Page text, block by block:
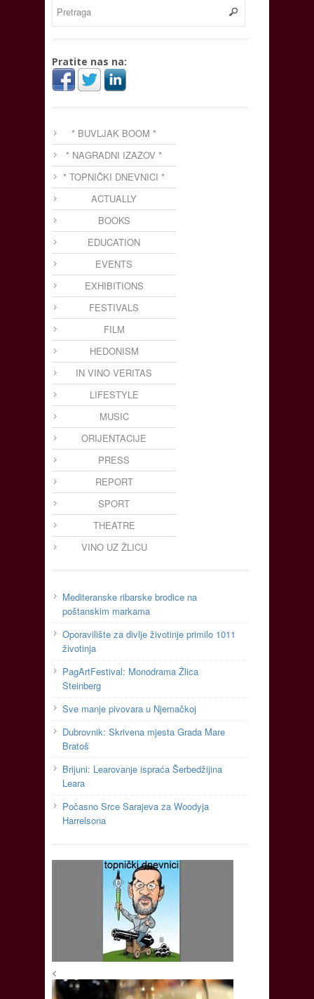
Pratite nas na:
* BUVLJAK BOOM *
* NAGRADNI IZAZOV *
* TOPNIČKI DNEVNICI *
ACTUALLY
BOOKS
EDUCATION
EVENTS
EXHIBITIONS
FESTIVALS
FILM
HEDONISM
IN VINO VERITAS
LIFESTYLE
MUSIC
ORIJENTACIJE
PRESS
REPORT
SPORT
THEATRE
VINO UZ ŽLICU
Mediteranske ribarske brodice na
poštanskim markama
Oporavilište za divlje životinje primilo 1011
životinja
PagArtFestival: Monodrama Žlica
Steinberg
Sve manje pivovara u Njemačkoj
Dubrovnik: Skrivena mjesta Grada Mare
Bratoš
Brijuni: Learovanje ispraća Šerbedžijina
Leara
Počasno Srce Sarajeva za Woodyja
Harrelsona
<